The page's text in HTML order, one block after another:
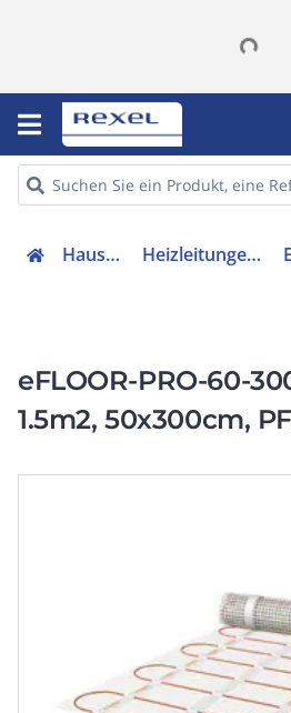
Haustechnik Heizleitungen & Matten
eFLOOR-PRO-60-
1.5m2, 50x300cm,